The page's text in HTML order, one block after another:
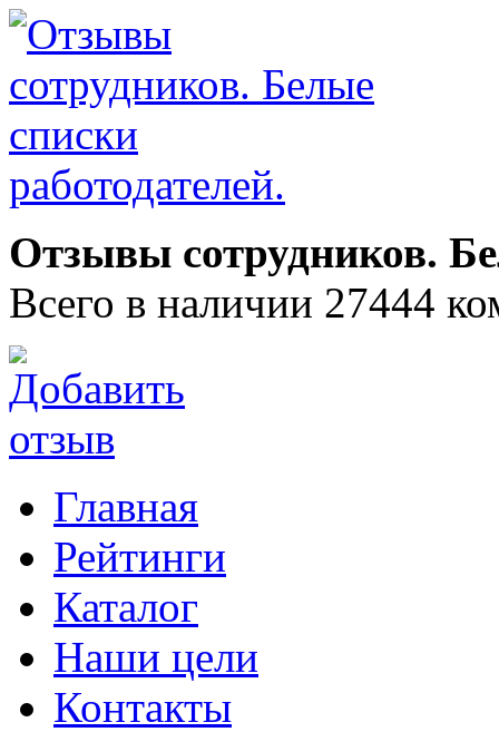
Отзывы сотрудников.
Всего в наличии 27444
Главная
Рейтинги
Каталог
Наши цели
Контакты